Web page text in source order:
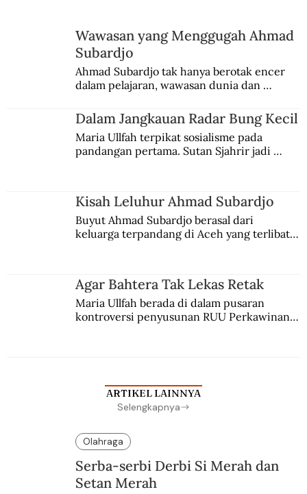
Ada Oknum Polisi dalam Pembunuhan
Berencana Marhaenis
Wawasan yang Menggugah Ahmad
Subardjo
Ahmad Subardjo tak hanya berotak encer
dalam pelajaran, wawasan dunia dan
Jules Verne, Multatuli, hingga Sun Yat-sen.
Dalam Jangkauan Radar Bung Kecil
Maria Ullfah terpikat sosialisme pada
pandangan pertama. Sutan Sjahrir jadi
Kisah Leluhur Ahmad Subardjo
Buyut Ahmad Subardjo berasal dari
keluarga terpandang di Aceh yang terlibat
Agar Bahtera Tak Lekas Retak
Maria Ullfah berada di dalam pusaran
kontroversi penyusunan RUU Perkawinan.
ARTIKEL LAINNYA
Selengkapnya
Olahraga
Serba-serbi Derbi Si Merah dan
Setan Merah